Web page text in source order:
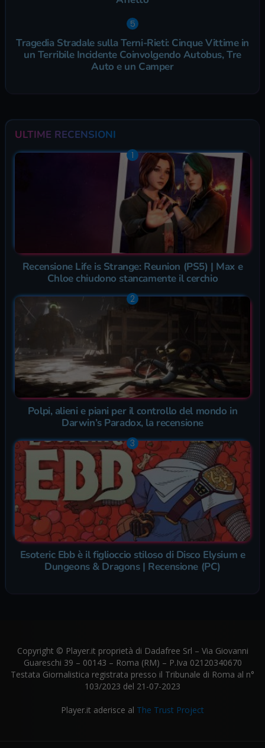
Tragedia Stradale sulla Terni-Rieti: Cinque Vittime in
un Terribile Incidente Coinvolgendo Autobus, Tre
Auto e un Camper
ULTIME RECENSIONI
Recensione Life is Strange: Reunion (PS5) | Max e
Chloe chiudono stancamente il cerchio
Polpi, alieni e piani per il controllo del mondo in
Darwin’s Paradox, la recensione
Esoteric Ebb è il figlioccio stiloso di Disco Elysium e
Dungeons & Dragons | Recensione (PC)
Copyright © Player.it proprietà di Dadafree Srl – Via Giovanni
Guareschi 39 – 00143 – Roma (RM) – P.Iva 02120340670
Testata Giornalistica registrata presso il Tribunale di Roma al n°
103/2023 del 21-07-2023
Player.it aderisce al The Trust Project